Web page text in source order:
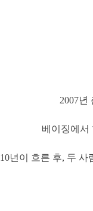
2007년
베이징에서
10년이 흐른 후, 두